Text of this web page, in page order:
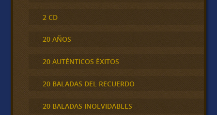
2 CD
20 AÑOS
20 AUTÉNTICOS ÉXITOS
20 BALADAS DEL RECUERDO
20 BALADAS INOLVIDABLES